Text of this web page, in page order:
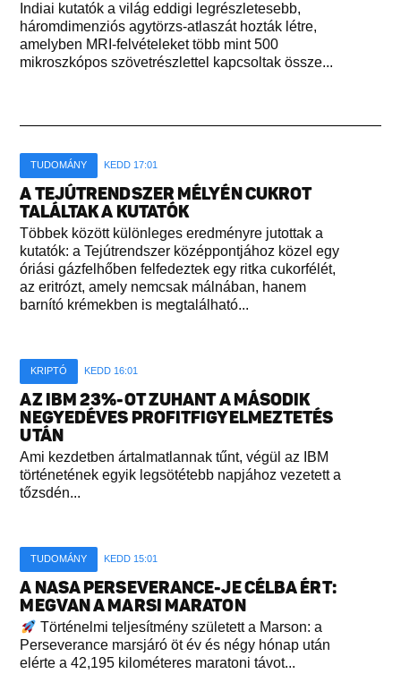
Indiai kutatók a világ eddigi legrészletesebb,
háromdimenziós agytörzs-atlaszát hozták létre,
amelyben MRI-felvételeket több mint 500
mikroszkópos szövetrészlettel kapcsoltak össze...
TUDOMÁNY KEDD 17:01
A TEJÚTRENDSZER MÉLYÉN CUKROT
TALÁLTAK A KUTATÓK
Többek között különleges eredményre jutottak a
kutatók: a Tejútrendszer középpontjához közel egy
óriási gázfelhőben felfedeztek egy ritka cukorfélét,
az eritrózt, amely nemcsak málnában, hanem
barnító krémekben is megtalálható...
KRIPTÓ KEDD 16:01
AZ IBM 23%-OT ZUHANT A MÁSODIK
NEGYEDÉVES PROFITFIGYELMEZTETÉS
UTÁN
Ami kezdetben ártalmatlannak tűnt, végül az IBM
történetének egyik legsötétebb napjához vezetett a
tőzsdén...
TUDOMÁNY KEDD 15:01
A NASA PERSEVERANCE-JE CÉLBA ÉRT:
MEGVAN A MARSI MARATON
Történelmi teljesítmény született a Marson: a
Perseverance marsjáró öt év és négy hónap után
elérte a 42,195 kilométeres maratoni távot...